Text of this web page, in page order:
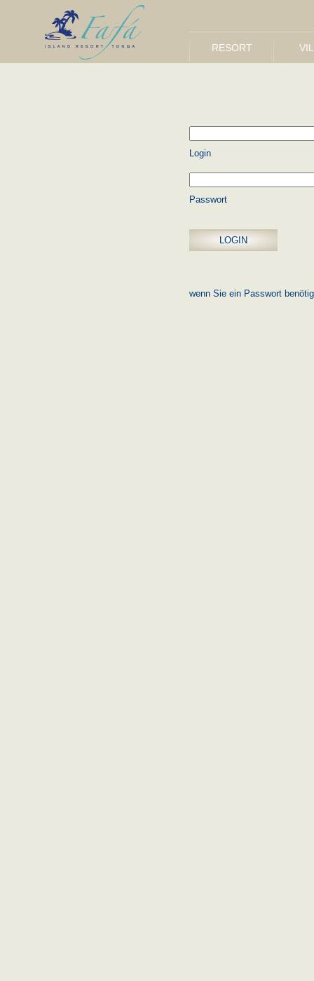
RESORT
Login
Passwort
wenn Sie ein Passwort